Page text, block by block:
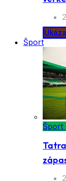
Šport
Šport